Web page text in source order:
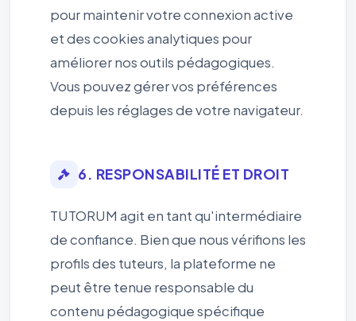
pour maintenir votre connexion active
et des cookies analytiques pour
améliorer nos outils pédagogiques.
Vous pouvez gérer vos préférences
depuis les réglages de votre navigateur.
6. RESPONSABILITÉ ET DROIT
TUTORUM agit en tant qu'intermédiaire
de confiance. Bien que nous vérifions les
profils des tuteurs, la plateforme ne
peut être tenue responsable du
contenu pédagogique spécifique